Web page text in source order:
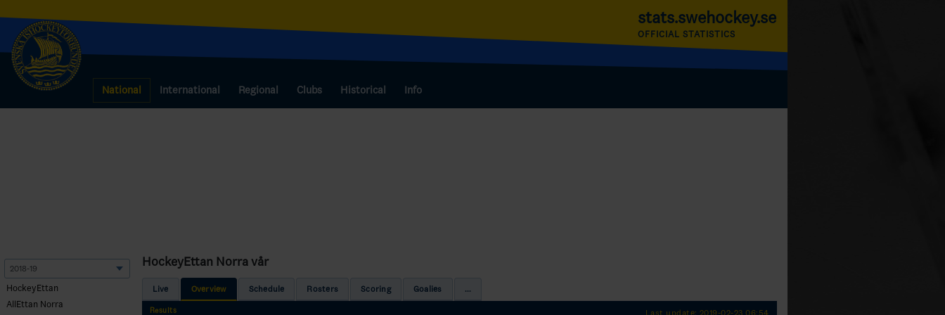
National International Regional Clubs Historical Info
stats.swehockey.se
OFFICIAL STATISTICS
HockeyEttan
AllEttan Norra
HockeyEttan Norra vår
Live Overview Schedule Rosters Scoring Goalies ...
Results Last update: 2019-02-23 06:54